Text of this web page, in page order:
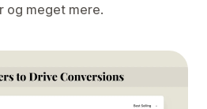
og meget mere.